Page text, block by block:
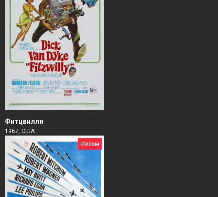
Фитцвилли
1967, США
Фильм